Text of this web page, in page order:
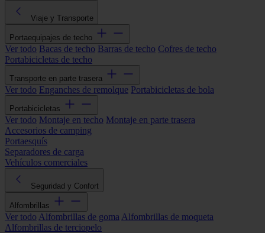
Viaje y Transporte
Portaequipajes de techo
Ver todo Bacas de techo Barras de techo Cofres de techo
Portabicicletas de techo
Transporte en parte trasera
Ver todo Enganches de remolque Portabicicletas de bola
Portabicicletas
Ver todo Montaje en techo Montaje en parte trasera
Accesorios de camping
Portaesquís
Separadores de carga
Vehículos comerciales
Seguridad y Confort
Alfombrillas
Ver todo Alfombrillas de goma Alfombrillas de moqueta
Alfombrillas de terciopelo